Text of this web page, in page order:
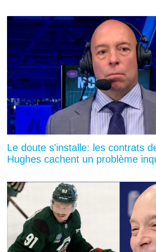
Le doute s'installe: les contrats
Hughes cachent un problème